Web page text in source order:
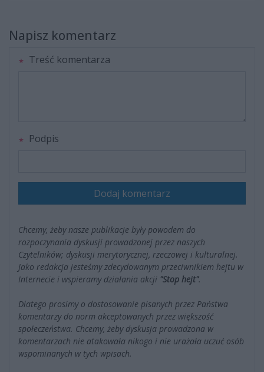
Napisz komentarz
Treść komentarza
Podpis
Dodaj komentarz
Chcemy, żeby nasze publikacje były powodem do
rozpoczynania dyskusji prowadzonej przez naszych
Czytelników; dyskusji merytorycznej, rzeczowej i kulturalnej.
Jako redakcja jesteśmy zdecydowanym przeciwnikiem hejtu w
Internecie i wspieramy działania akcji "Stop hejt".
Dlatego prosimy o dostosowanie pisanych przez Państwa
komentarzy do norm akceptowanych przez większość
społeczeństwa. Chcemy, żeby dyskusja prowadzona w
komentarzach nie atakowała nikogo i nie urażała uczuć osób
wspominanych w tych wpisach.